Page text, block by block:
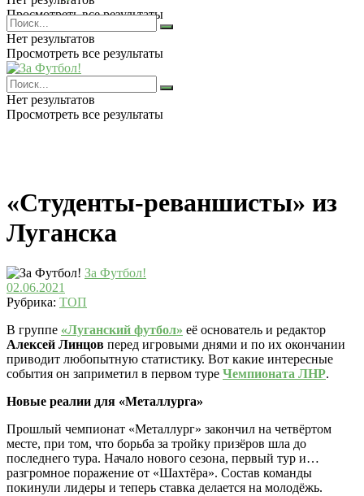
Просмотреть все результаты
Нет результатов
Просмотреть все результаты
Нет результатов
Просмотреть все результаты
«Студенты-реваншисты» из
Луганска
За Футбол!
02.06.2021
Рубрика: ТОП
В группе «Луганский футбол» её основатель и редактор
Алексей Линцов перед игровыми днями и по их окончании
приводит любопытную статистику. Вот какие интересные
события он заприметил в первом туре Чемпионата ЛНР.
Новые реалии для «Металлурга»
Прошлый чемпионат «Металлург» закончил на четвёртом
месте, при том, что борьба за тройку призёров шла до
последнего тура. Начало нового сезона, первый тур и…
разгромное поражение от «Шахтёра». Состав команды
покинули лидеры и теперь ставка делается на молодёжь.